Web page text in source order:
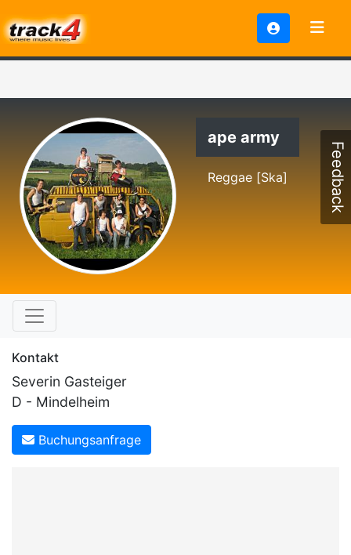
ape army
Reggae [Ska]
Kontakt
Severin Gasteiger
D - Mindelheim
Buchungsanfrage
Feedback